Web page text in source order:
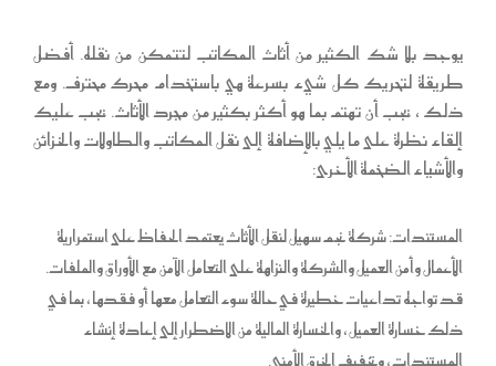
يوجد بلا شك الكثير من أثاث المكاتب لتتمكن من نقله. أفضل
طريقة لتحريك كل شيء بسرعة هي باستخدام محرك محترف. ومع
ذلك ، يجب أن تهتم بما هو أكثر بكثير من مجرد الأثاث. يجب عليك
إلقاء نظرة على ما يلي بالإضافة إلى نقل المكاتب والطاولات والخزائن
والأشياء الضخمة الأخرى:
المستندات: شركة نجم سهيل لنقل الأثاث يعتمد الحفاظ على استمرارية
الأعمال وأمن العميل والشركة والنزاهة على التعامل الآمن مع الأوراق والملفات.
قد تواجه تداعيات خطيرة في حالة سوء التعامل معها أو فقدها ، بما في
ذلك خسارة العميل ، والخسارة المالية من الاضطرار إلى إعادة إنشاء
المستندات ، وتخفيف الخرق الأمني.